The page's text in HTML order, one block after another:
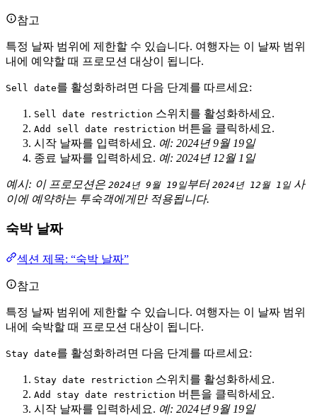
참고
특정 날짜 범위에 제한할 수 있습니다. 여행자는 이 날짜 범위
내에 예약할 때 프로모션 대상이 됩니다.
Sell date를 활성화하려면 다음 단계를 따르세요:
Sell date restriction 스위치를 활성화하세요.
Add sell date restriction 버튼을 클릭하세요.
시작 날짜를 입력하세요. 예: 2024년 9월 19일
종료 날짜를 입력하세요. 예: 2024년 12월 1일
예시: 이 프로모션은 2024년 9월 19일부터 2024년 12월 1일사
이에 예약하는 투숙객에게만 적용됩니다.
숙박 날짜
섹션 제목: “숙박 날짜”
참고
특정 날짜 범위에 제한할 수 있습니다. 여행자는 이 날짜 범위
내에 숙박할 때 프로모션 대상이 됩니다.
Stay date를 활성화하려면 다음 단계를 따르세요:
Stay date restriction 스위치를 활성화하세요.
Add stay date restriction 버튼을 클릭하세요.
시작 날짜를 입력하세요. 예: 2024년 9월 19일